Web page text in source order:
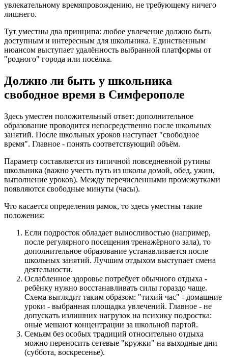
увлекательному времяпровождению, не требующему ничего
лишнего.
Тут уместны два принципа: любое увлечение должно быть
доступным и интересным для школьника. Единственным
нюансом выступает удалённость выбранной платформы от
"родного" города или посёлка.
Должно ли быть у школьника
свободное время в Симферополе
Здесь уместен положительный ответ: дополнительное
образование проводится непосредственно после школьных
занятий. После школьных уроков наступает "свободное
время". Главное - понять соответствующий объём.
Параметр составляется из типичной повседневной рутины
школьника (важно учесть путь из школы домой, обед, ужин,
выполнение уроков). Между перечисленными промежутками
появляются свободные минуты (часы).
Что касается определения рамок, то здесь уместны такие
положения:
Если подросток обладает выносливостью (например,
после регулярного посещения тренажёрного зала), то
дополнительное образование устанавливается после
школьных занятий. Лучшим отдыхом выступает смена
деятельности.
Ослабленное здоровье потребует обычного отдыха -
ребёнку нужно восстанавливать силы гораздо чаще.
Схема выглядит таким образом: "тихий час" - домашние
уроки - выбранная площадка увлечений. Главное - не
допускать излишних нагрузок на психику подростка:
оные мешают концентрации за школьной партой.
Семьям без особых традиций относительно отдыха
можно переносить сетевые "кружки" на выходные дни
(суббота, воскресенье).